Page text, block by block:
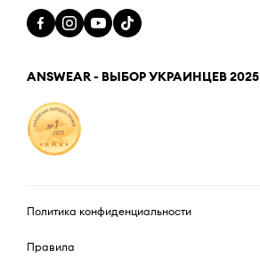
ANSWEAR - ВЫБОР УКРАИНЦЕВ 2025
Политика конфиденциальности
Правила